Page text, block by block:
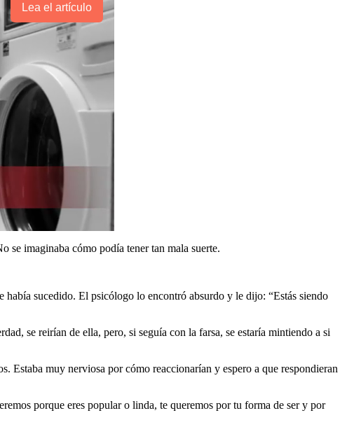
Lea el artículo
se imaginaba cómo podía tener tan mala suerte.
sucedido. El psicólogo lo encontró absurdo y le dijo: “Estás siendo
se reirían de ella, pero, si seguía con la farsa, se estaría mintiendo a si
Estaba muy nerviosa por cómo reaccionarían y espero a que respondieran
porque eres popular o linda, te queremos por tu forma de ser y por